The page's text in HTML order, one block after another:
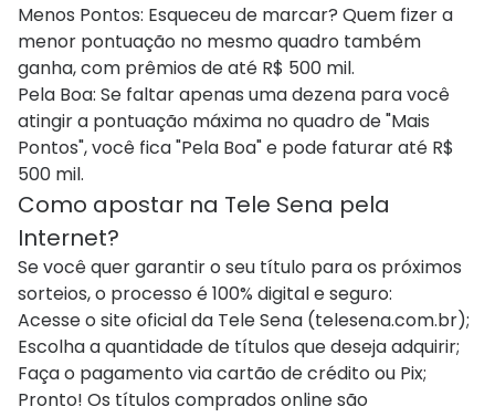
Menos Pontos: Esqueceu de marcar? Quem fizer a
menor pontuação no mesmo quadro também
ganha, com prêmios de até R$ 500 mil.
Pela Boa: Se faltar apenas uma dezena para você
atingir a pontuação máxima no quadro de "Mais
Pontos", você fica "Pela Boa" e pode faturar até R$
500 mil.
Como apostar na Tele Sena pela
Internet?
Se você quer garantir o seu título para os próximos
sorteios, o processo é 100% digital e seguro:
Acesse o site oficial da Tele Sena (telesena.com.br);
Escolha a quantidade de títulos que deseja adquirir;
Faça o pagamento via cartão de crédito ou Pix;
Pronto! Os títulos comprados online são